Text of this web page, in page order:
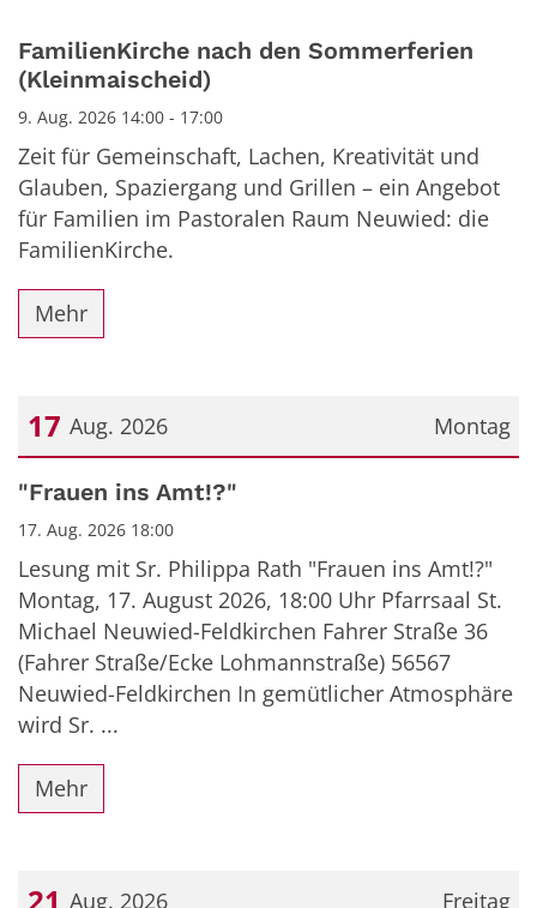
FamilienKirche nach den Sommerferien
(Kleinmaischeid)
9. Aug. 2026 14:00 - 17:00
Zeit für Gemeinschaft, Lachen, Kreativität und
Glauben, Spaziergang und Grillen – ein Angebot
für Familien im Pastoralen Raum Neuwied: die
FamilienKirche.
Mehr
Montag
17 Aug. 2026
Datum: 17. August 2026
"Frauen ins Amt!?"
17. Aug. 2026 18:00
Lesung mit Sr. Philippa Rath "Frauen ins Amt!?"
Montag, 17. August 2026, 18:00 Uhr Pfarrsaal St.
Michael Neuwied-Feldkirchen Fahrer Straße 36
(Fahrer Straße/Ecke Lohmannstraße) 56567
Neuwied-Feldkirchen In gemütlicher Atmosphäre
wird Sr. ...
Mehr
Freitag
Aug. 2026